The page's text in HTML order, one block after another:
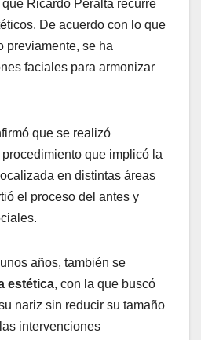
Ricardo Peralta recurre
De acuerdo con lo que
previamente, se ha
faciales para armonizar
que se realizó
procedimiento que implicó la
en distintas áreas
el proceso del antes y
años, también se
estética, con la que buscó
nariz sin reducir su tamaño
intervenciones